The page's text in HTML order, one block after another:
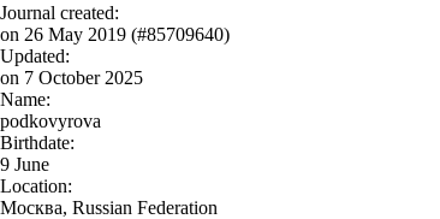
Journal created:
on 26 May 2019 (#85709640)
Updated:
on 7 October 2025
Name:
podkovyrova
Birthdate:
9 June
Location:
Москва, Russian Federation